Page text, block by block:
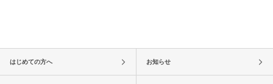
はじめての方へ お知らせ